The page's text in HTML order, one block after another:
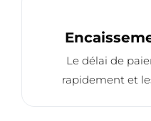
Le délai de
rapidement et